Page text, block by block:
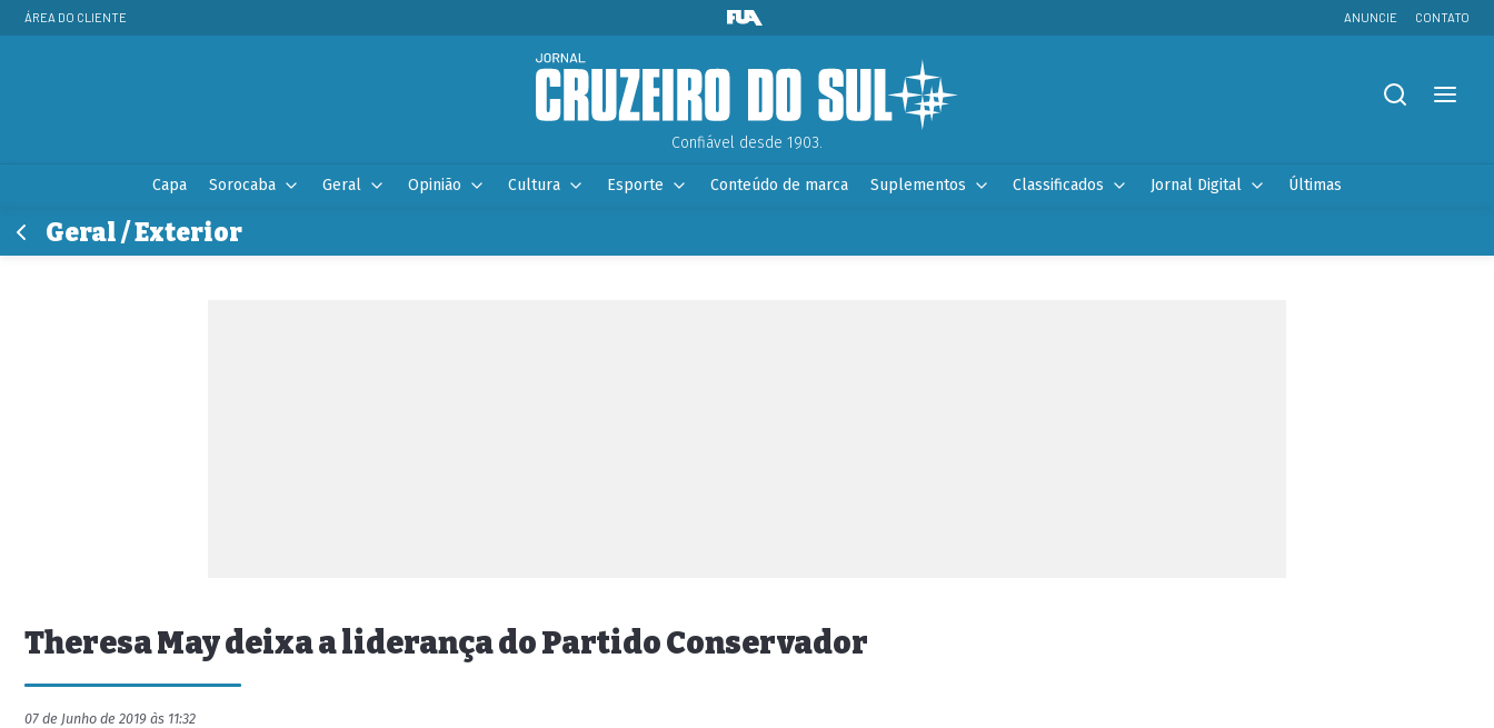
ÁREA DO CLIENTE ANUNCIE CONTATO
Confiável desde 1903.
Capa Sorocaba Geral Opinião Cultura Esporte Conteúdo de marca Suplementos Classificados Jornal Digital Últimas
Geral / Exterior
Theresa May deixa a liderança do Partido Conservador
07 de Junho de 2019 às 11:32